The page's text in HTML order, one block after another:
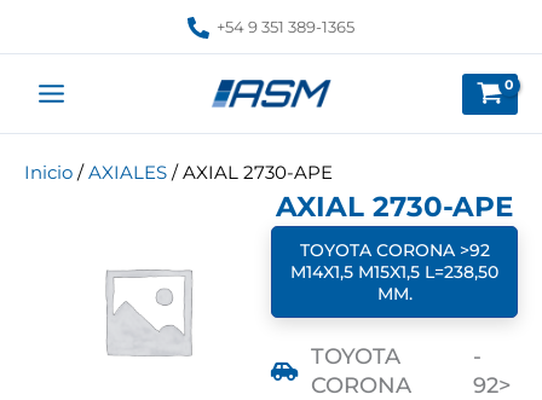
+54 9 351 389-1365
Inicio /AXIALES / AXIAL 2730-APE
AXIAL 2730-APE
TOYOTA CORONA >92
M14X1,5 M15X1,5 L=238,50
MM.
TOYOTA
CORONA
-
92>